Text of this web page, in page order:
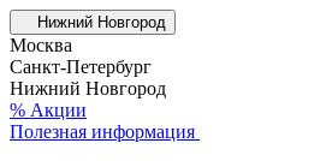
Нижний Новгород
Москва
Санкт-Петербург
Нижний Новгород
% Акции
Полезная информация